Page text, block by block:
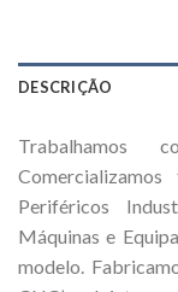
DESCRIÇÃO
Trabalhamos
Periféricos
Máquinas e
modelo.